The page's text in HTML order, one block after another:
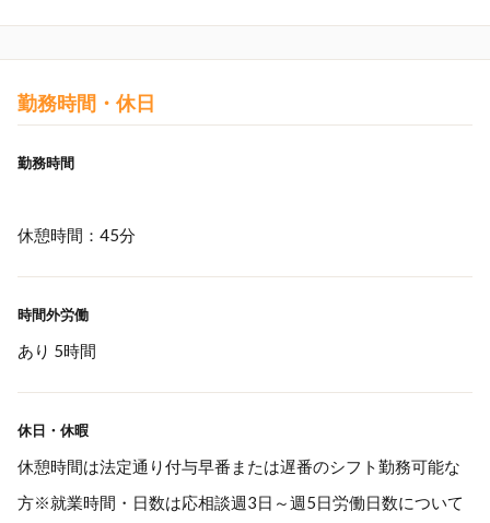
勤務時間・休日
勤務時間
休憩時間：45分
時間外労働
あり 5時間
休日・休暇
休憩時間は法定通り付与早番または遅番のシフト勤務可能な
方※就業時間・日数は応相談週3日～週5日労働日数について